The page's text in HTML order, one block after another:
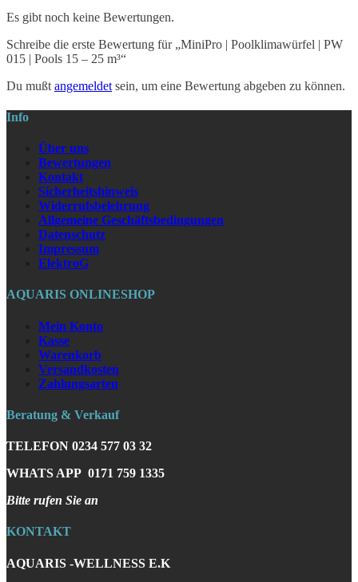
Es gibt noch keine Bewertungen.
Schreibe die erste Bewertung für „MiniPro | Poolklimawürfel | PW
015 | Pools 15 – 25 m³“
Du mußt angemeldet sein, um eine Bewertung abgeben zu können.
Info
Über uns
Bewertungen
Kontakt
Sicherheitshinweis
Widerrufsbelehrung
Allgemeine Geschäftsbedingungen
Datenschutz
Impressum
ElektroG
AQUARIS ONLINESHOP
Mein Konto
Kasse
Warenkorb
Versandkosten
Zahlungsarten
Beratung & Verkauf
TELEFON 0234 577 03 32
WHATS APP 0171 759 1335
Bitte rufen Sie an
KONTAKT
AQUARIS -WELLNESS E.K